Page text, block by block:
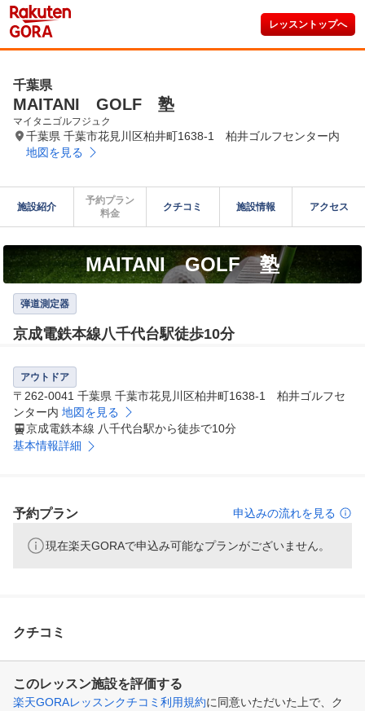
レッスントップへ
千葉県
MAITANI GOLF 塾
マイタニゴルフジュク
千葉県 千葉市花見川区柏井町1638-1 柏井ゴルフセンター内
地図を見る
施設紹介
予約プラン
料金
クチコミ 施設情報 アクセス
MAITANI GOLF 塾
弾道測定器
京成電鉄本線八千代台駅徒歩10分
アウトドア
〒262-0041 千葉県 千葉市花見川区柏井町1638-1 柏井ゴルフセ
ンター内 地図を見る
京成電鉄本線 八千代台駅から徒歩で10分
基本情報詳細
予約プラン 申込みの流れを見る
現在楽天GORAで申込み可能なプランがございません。
クチコミ
このレッスン施設を評価する
楽天GORAレッスンクチコミ利用規約に同意いただいた上で、ク